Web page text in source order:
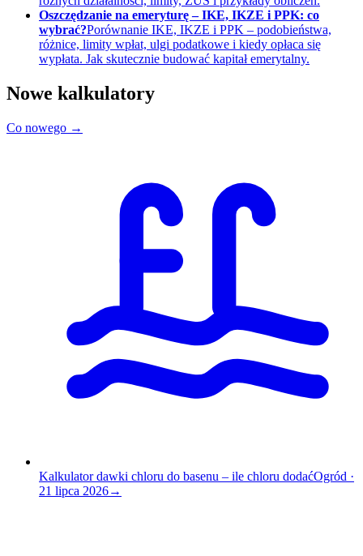
Oszczędzanie na emeryturę – IKE, IKZE i PPK: co
wybrać?Porównanie IKE, IKZE i PPK – podobieństwa,
różnice, limity wpłat, ulgi podatkowe i kiedy opłaca się
wypłata. Jak skutecznie budować kapitał emerytalny.
Nowe kalkulatory
Co nowego →
Kalkulator dawki chloru do basenu – ile chloru dodaćOgród ·
21 lipca 2026→